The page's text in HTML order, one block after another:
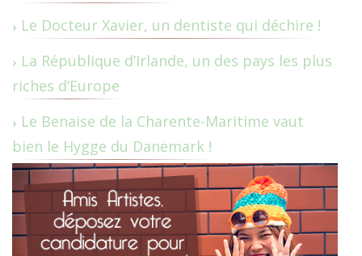
Le Docteur Xavier, un dentiste qui déchire !
La République d’Irlande, un des pays les plus
riches d’Europe
Le Benaise de la Charente-Maritime vaut
bien le Hygge du Danemark !